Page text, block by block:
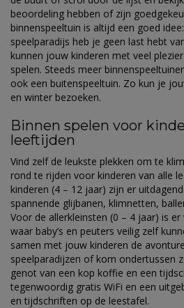
beoordeling hebben of zijn
binnenspeeltuin is altijd een goed
speelparadijs heb je geen last hebt
kunnen jouw kinderen met veel
spelen. Steeds meer
ook een buitenspeeltuin. Zo kun je
en winter bezoeken.
Binnen spelen voor
leeftijden
Vind zelf de leukste plekken om te
rond te rijden voor kinderen van alle
kinderen (4 – 12 jaar) zijn er
spannende glijbanen, klimnetten,
Voor de allerkleinsten (0 – 4 jaar) is
waar baby’s en peuters veilig zelf
samen met jouw kinderen de
speelparadijzen of kom ondertussen
genot van een kop koffie en een
tegenwoordig gratis WiFi en een
en tijdschriften op de leestafel.